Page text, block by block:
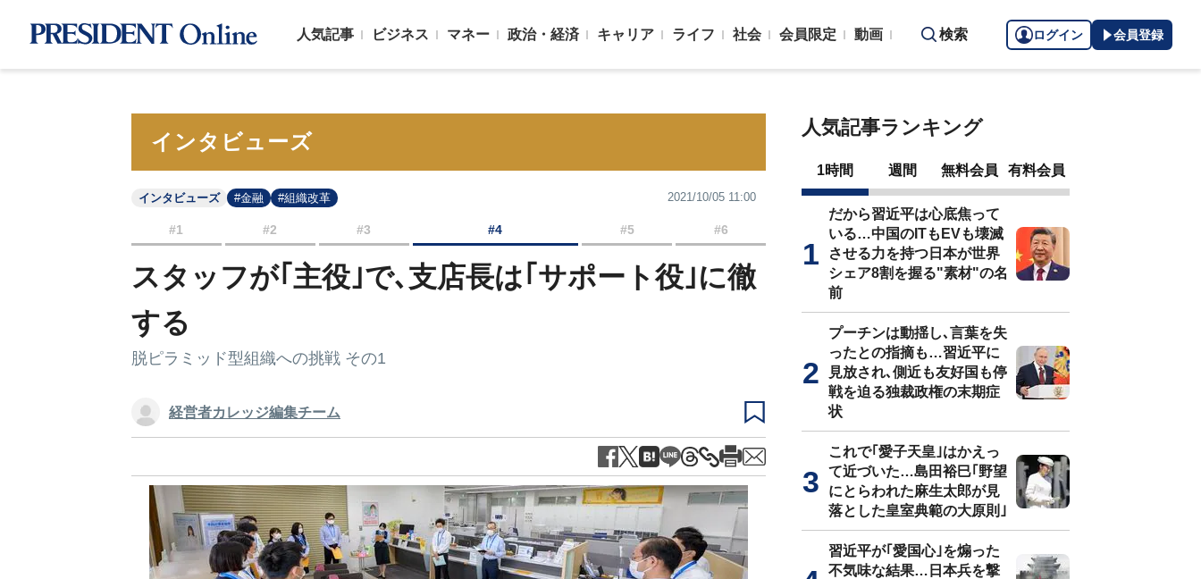
人気記事 ビジネス マネー 政治・経済 キャリア ライフ 社会 会員限定 動画 検索 ログイン 会員登録
インタビューズ
インタビューズ #金融 #組織改革 2021/10/05 11:00
#1 #2 #3 #4 #5 #6
スタッフが｢主役｣で､支店長は｢サポート役｣に徹
する
脱ピラミッド型組織への挑戦 その1
経営者カレッジ編集チーム
人気記事ランキング
1時間 週間 無料会員 有料会員
だから習近平は心底焦って
いる…中国のITもEVも壊滅
させる力を持つ日本が世界
シェア8割を握る"素材"の名
前
プーチンは動揺し､言葉を失
ったとの指摘も…習近平に
見放され､側近も友好国も停
戦を迫る独裁政権の末期症
状
これで｢愛子天皇｣はかえっ
て近づいた…島田裕巳｢野望
にとらわれた麻生太郎が見
落とした皇室典範の大原則｣
習近平が｢愛国心｣を煽った
不気味な結果…日本兵を撃